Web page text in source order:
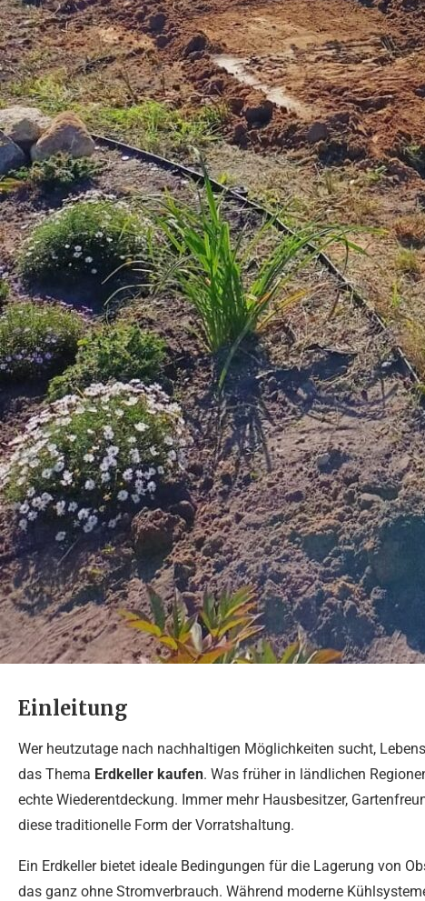
Einleitung
Wer heutzutage nach nachhaltigen Möglichkeiten sucht,
das Thema Erdkeller kaufen. Was früher in ländlichen
echte Wiederentdeckung. Immer mehr Hausbesitzer,
diese traditionelle Form der Vorratshaltung.
Ein Erdkeller bietet ideale Bedingungen für die Lagerung von
das ganz ohne Stromverbrauch. Während moderne